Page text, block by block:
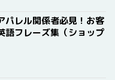
パレル関係者必見！お客
語フレーズ集（ショップ